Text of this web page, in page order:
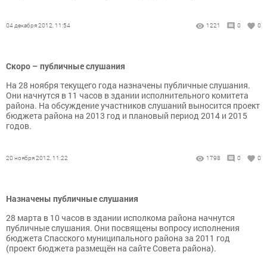
04 декабря 2012, 11:54 1221 0 0
Скоро – публичные слушания
На 28 ноября текущего года назначены публичные слушания.
Они начнутся в 11 часов в здании исполнительного комитета
района. На обсуждение участников слушаний выносится проект
бюджета района на 2013 год и плановый период 2014 и 2015
годов.
20 ноября 2012, 11:22 1798 0 0
Назначены публичные слушания
28 марта в 10 часов в здании исполкома района начнутся
публичные слушания. Они посвящены вопросу исполнения
бюджета Спасского муниципального района за 2011 год
(проект бюджета размещён на сайте Совета района).